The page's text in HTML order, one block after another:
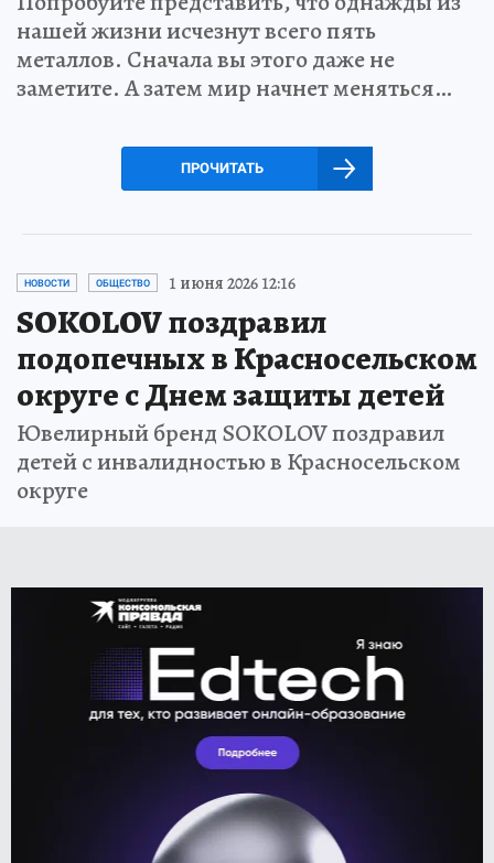
нашей жизни исчезнут всего пять
металлов. Сначала вы этого даже не
заметите. А затем мир начнет меняться…
ПРОЧИТАТЬ
НОВОСТИ ОБЩЕСТВО 1 июня 2026 12:16
SOKOLOV поздравил
подопечных в Красносельском
округе с Днем защиты детей
Ювелирный бренд SOKOLOV поздравил
детей с инвалидностью в Красносельском
округе